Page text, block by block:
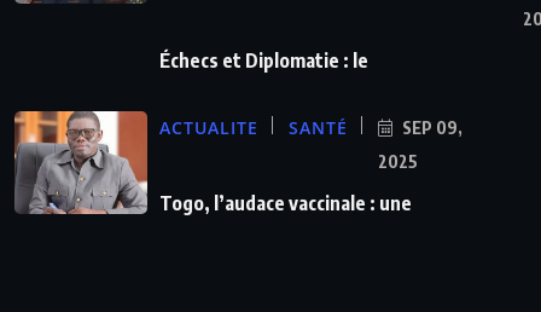
Échecs et Diplomatie : le
ACTUALITE SANTÉ
SEP 09,
2025
Togo, l’audace vaccinale : une